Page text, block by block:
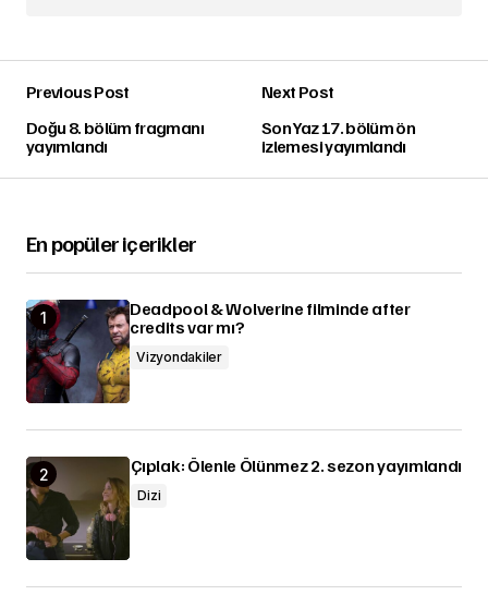
Previous Post
Doğu 8. bölüm fragmanı
yayımlandı
Next Post
Son Yaz 17. bölüm ön
izlemesi yayımlandı
En popüler içerikler
Deadpool & Wolverine filminde after
credits var mı?
Vizyondakiler
Çıplak: Ölenle Ölünmez 2. sezon yayımlandı
Dizi